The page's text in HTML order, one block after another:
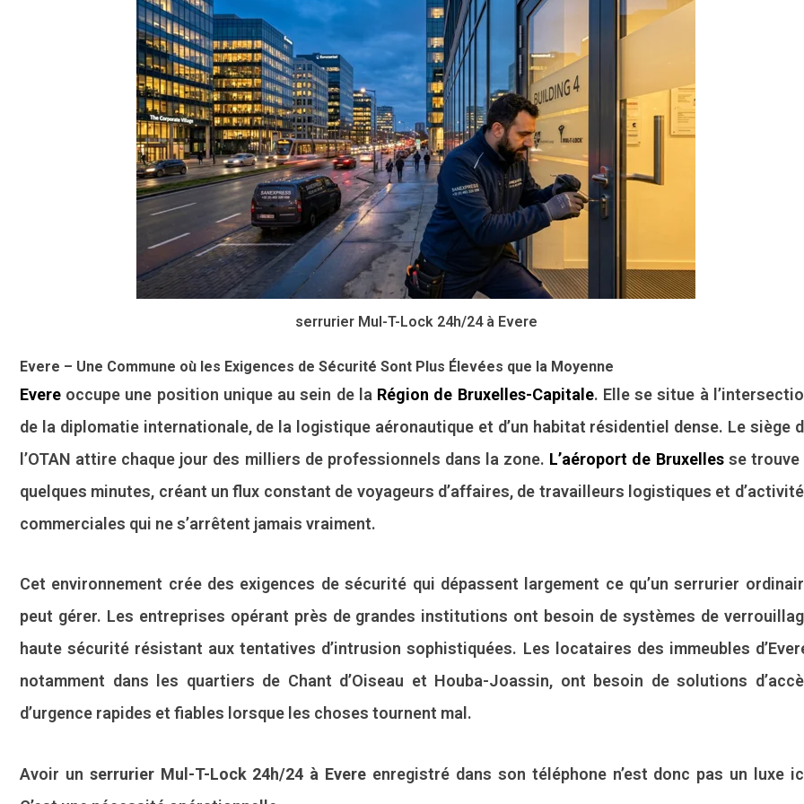
serrurier Mul-T-Lock 24h/24 à Evere
Evere – Une Commune où les Exigences de Sécurité Sont Plus Élevées que la Moyenne
Evere occupe une position unique au sein de la Région de Bruxelles-Capitale. Elle se situe à
de la diplomatie internationale, de la logistique aéronautique et d’un habitat résidentiel dense. Le siège
l’OTAN attire chaque jour des milliers de professionnels dans la zone. L’aéroport de Bruxellesse trouve
quelques minutes, créant un flux constant de voyageurs d’affaires, de travailleurs logistiques et
commerciales qui ne s’arrêtent jamais vraiment.
Cet environnement crée des exigences de sécurité qui dépassent largement ce qu’un serrurier
peut gérer. Les entreprises opérant près de grandes institutions ont besoin de systèmes de
haute sécurité résistant aux tentatives d’intrusion sophistiquées. Les locataires des immeubles
notamment dans les quartiers de Chant d’Oiseau et Houba-Joassin, ont besoin de solutions
d’urgence rapides et fiables lorsque les choses tournent mal.
Avoir un serrurier Mul-T-Lock 24h/24 à Evere enregistré dans son téléphone n’est donc pas un luxe